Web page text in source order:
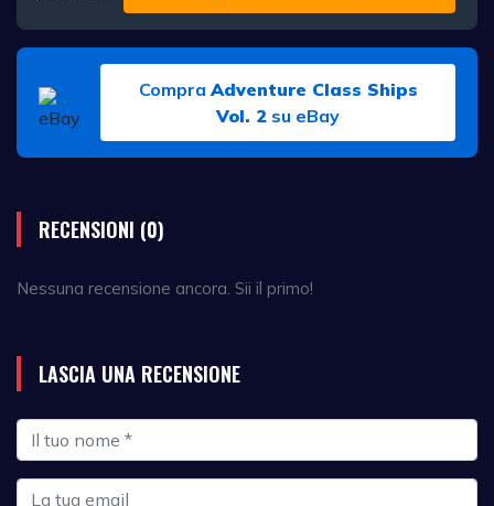
Compra Adventure Class Ships
Vol. 2 su eBay
RECENSIONI (0)
Nessuna recensione ancora. Sii il primo!
LASCIA UNA RECENSIONE